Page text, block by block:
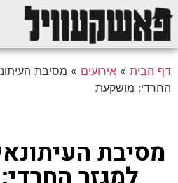
דף הבית » אירועים » מסיבת
החרדי: מושקעת
מסיבת